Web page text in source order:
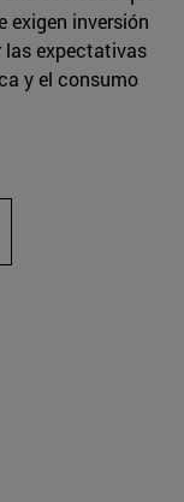
exigen inversión
las expectativas
y el consumo